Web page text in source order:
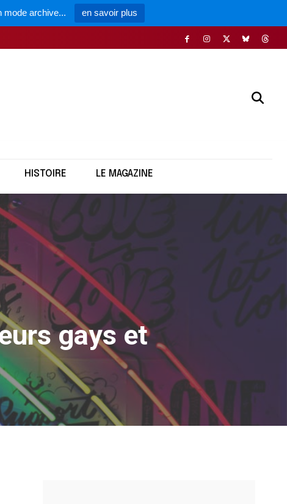
mode archive... en savoir plus
HISTOIRE LE MAGAZINE
gays et